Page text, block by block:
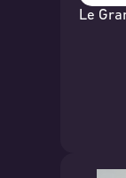
Le